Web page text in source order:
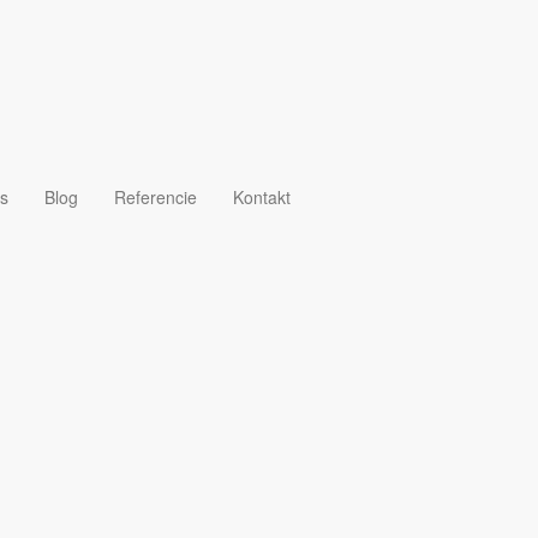
Blog Referencie Kontakt
vložky
GmbH & Co. KG.